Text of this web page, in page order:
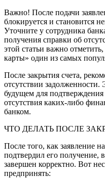
Важно! После подачи
блокируется и становится
Уточните у сотрудника
получения справки об
этой статьи важно
карты» один из самых
После закрытия счета,
отсутствии задолженности.
будущем для подтверждения
отсутствия каких-либо
банком.
ЧТО ДЕЛАТЬ ПОСЛЕ
После того, как заявление
подтвердил его получение,
завершен корректно. Вот
предпринять: